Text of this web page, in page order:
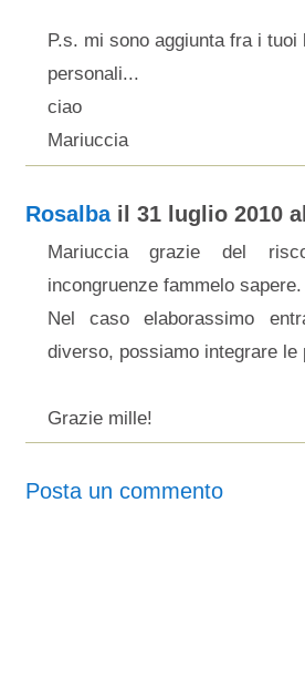
P.s. mi sono aggiunta fra i
personali...
ciao
Mariuccia
Rosalbail 31 luglio 2010
Mariuccia grazie del
incongruenze fammelo sapere.
Nel caso elaborassimo
diverso, possiamo integrare
Grazie mille!
Posta un commento